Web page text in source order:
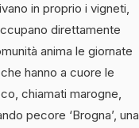
in proprio i vigneti,
direttamente
anima le giornate
hanno a cuore le
chiamati marogne,
pecore ‘Brogna’, una